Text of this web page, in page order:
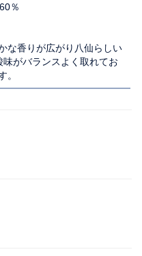
％
な香りが広がり八仙らしい
がバランスよく取れてお
。